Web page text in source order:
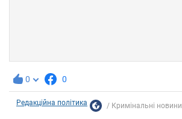
0 0
Редакційна політика Кримінальні новини